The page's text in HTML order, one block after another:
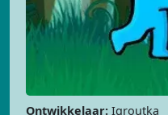
Ontwikkelaar: Igroutka